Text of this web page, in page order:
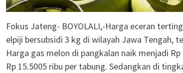
Fokus Jateng- BOYOLALI,-Harga eceran
elpiji bersubsidi 3 kg di wilayah Jawa Tengah,
Harga gas melon di pangkalan naik menjadi
Rp 15.5005 ribu per tabung. Sedangkan di